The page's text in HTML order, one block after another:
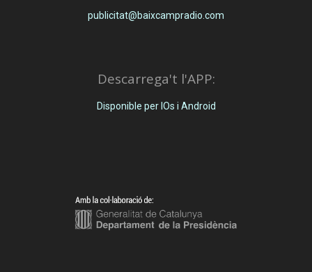
publicitat@baixcampradio.com
Descarrega't l'APP:
Disponible per IOs i Android